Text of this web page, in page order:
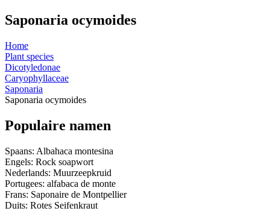
Saponaria ocymoides
Home
Plant species
Dicotyledonae
Caryophyllaceae
Saponaria
Saponaria ocymoides
Populaire namen
Spaans: Albahaca montesina
Engels: Rock soapwort
Nederlands: Muurzeepkruid
Portugees: alfabaca de monte
Frans: Saponaire de Montpellier
Duits: Rotes Seifenkraut